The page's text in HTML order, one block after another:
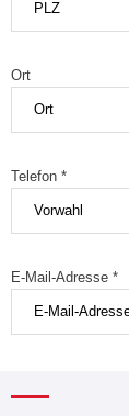
Ort
Telefon *
E-Mail-Adresse *